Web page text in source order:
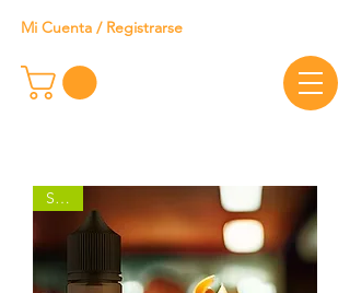
Mi Cuenta / Registrarse
SALE